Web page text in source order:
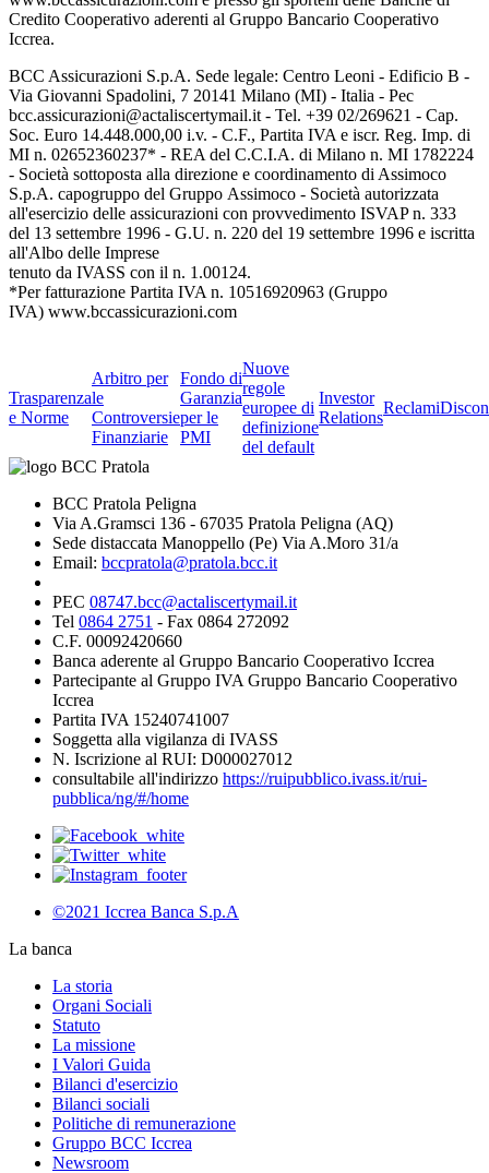
Credito Cooperativo aderenti al Gruppo Bancario Cooperativo
Iccrea.
BCC Assicurazioni S.p.A. Sede legale: Centro Leoni - Edificio B -
Via Giovanni Spadolini, 7 20141 Milano (MI) - Italia - Pec
bcc.assicurazioni@actaliscertymail.it - Tel. +39 02/269621 - Cap.
Soc. Euro 14.448.000,00 i.v. - C.F., Partita IVA e iscr. Reg. Imp. di
MI n. 02652360237* - REA del C.C.I.A. di Milano n. MI 1782224
- Società sottoposta alla direzione e coordinamento di Assimoco
S.p.A. capogruppo del Gruppo Assimoco - Società autorizzata
all'esercizio delle assicurazioni con provvedimento ISVAP n. 333
del 13 settembre 1996 - G.U. n. 220 del 19 settembre 1996 e iscritta
all'Albo delle Imprese
tenuto da IVASS con il n. 1.00124.
*Per fatturazione Partita IVA n. 10516920963 (Gruppo
IVA) www.bccassicurazioni.com
Trasparenza
e Norme
Arbitro per
le
Controversie
Finanziarie
Fondo di
Garanzia
per le
PMI
Nuove
regole
europee di
definizione
del default
Investor
Relations
Reclami
BCC Pratola Peligna
Via A.Gramsci 136 - 67035 Pratola Peligna (AQ)
Sede distaccata Manoppello (Pe) Via A.Moro 31/a
Email: bccpratola@pratola.bcc.it
PEC 08747.bcc@actaliscertymail.it
Tel 0864 2751 - Fax 0864 272092
C.F. 00092420660
Banca aderente al Gruppo Bancario Cooperativo Iccrea
Partecipante al Gruppo IVA Gruppo Bancario Cooperativo
Iccrea
Partita IVA 15240741007
Soggetta alla vigilanza di IVASS
N. Iscrizione al RUI: D000027012
consultabile all'indirizzo https://ruipubblico.ivass.it/rui-
pubblica/ng/#/home
©2021 Iccrea Banca S.p.A
La banca
La storia
Organi Sociali
Statuto
La missione
I Valori Guida
Bilanci d'esercizio
Bilanci sociali
Politiche di remunerazione
Gruppo BCC Iccrea
Newsroom